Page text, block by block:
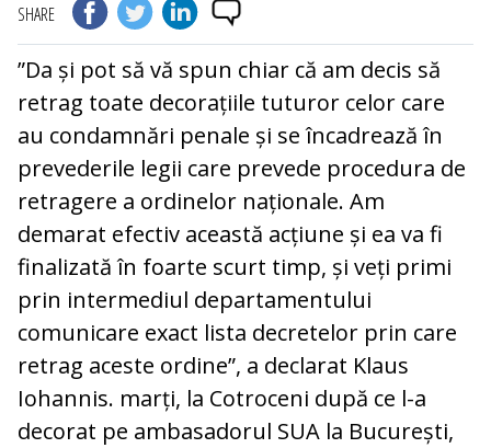
SHARE
”Da și pot să vă spun chiar că am decis să
retrag toate decorațiile tuturor celor care
au condamnări penale și se încadrează în
prevederile legii care prevede procedura de
retragere a ordinelor naționale. Am
demarat efectiv această acțiune și ea va fi
finalizată în foarte scurt timp, și veți primi
prin intermediul departamentului
comunicare exact lista decretelor prin care
retrag aceste ordine”, a declarat Klaus
Iohannis. marți, la Cotroceni după ce l-a
decorat pe ambasadorul SUA la București,